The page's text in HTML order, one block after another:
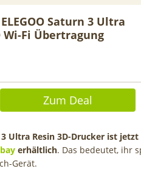
Saturn 3 Ultra
Wi-Fi Übertragung
Zum Deal
Ultra Resin 3D-Drucker ist
erhältlich. Das bedeutet, ihr
Gerät.